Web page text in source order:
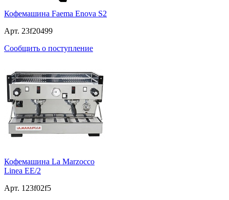
Кофемашина Faema Enova S2
Арт. 23f20499
Сообщить о поступление
Кофемашина La Marzocco
Linea EE/2
Арт. 123f02f5